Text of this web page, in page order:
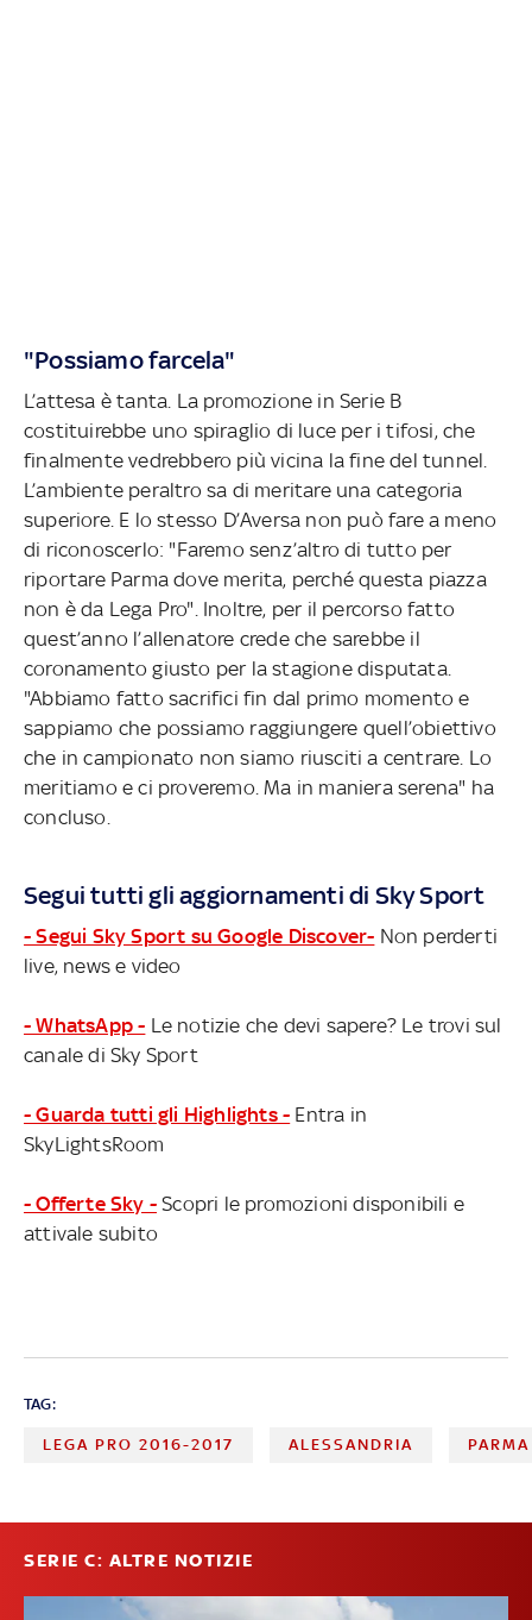
"Possiamo farcela"
L’attesa è tanta. La promozione in Serie B
costituirebbe uno spiraglio di luce per i tifosi, che
finalmente vedrebbero più vicina la fine del tunnel.
L’ambiente peraltro sa di meritare una categoria
superiore. E lo stesso D’Aversa non può fare a meno
di riconoscerlo: "Faremo senz’altro di tutto per
riportare Parma dove merita, perché questa piazza
non è da Lega Pro". Inoltre, per il percorso fatto
quest’anno l’allenatore crede che sarebbe il
coronamento giusto per la stagione disputata.
"Abbiamo fatto sacrifici fin dal primo momento e
sappiamo che possiamo raggiungere quell’obiettivo
che in campionato non siamo riusciti a centrare. Lo
meritiamo e ci proveremo. Ma in maniera serena" ha
concluso.
Segui tutti gli aggiornamenti di Sky Sport
- Segui Sky Sport su Google Discover- Non perderti
live, news e video
- WhatsApp - Le notizie che devi sapere? Le trovi sul
canale di Sky Sport
- Guarda tutti gli Highlights - Entra in
SkyLightsRoom
- Offerte Sky - Scopri le promozioni disponibili e
attivale subito
TAG:
LEGA PRO 2016-2017 ALESSANDRIA PARMA
SERIE C: ALTRE NOTIZIE